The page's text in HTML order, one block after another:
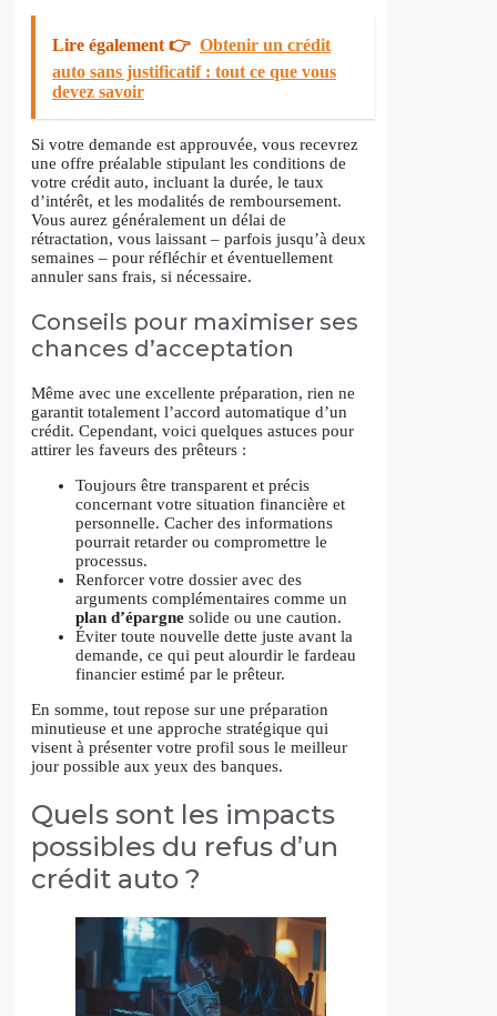
Lire également 👉 Obtenir un crédit
auto sans justificatif : tout ce que vous
devez savoir
Si votre demande est approuvée, vous recevrez
une offre préalable stipulant les conditions de
votre crédit auto, incluant la durée, le taux
d’intérêt, et les modalités de remboursement.
Vous aurez généralement un délai de
rétractation, vous laissant – parfois jusqu’à deux
semaines – pour réfléchir et éventuellement
annuler sans frais, si nécessaire.
Conseils pour maximiser ses
chances d’acceptation
Même avec une excellente préparation, rien ne
garantit totalement l’accord automatique d’un
crédit. Cependant, voici quelques astuces pour
attirer les faveurs des prêteurs :
Toujours être transparent et précis
concernant votre situation financière et
personnelle. Cacher des informations
pourrait retarder ou compromettre le
processus.
Renforcer votre dossier avec des
arguments complémentaires comme un
plan d’épargne solide ou une caution.
Éviter toute nouvelle dette juste avant la
demande, ce qui peut alourdir le fardeau
financier estimé par le prêteur.
En somme, tout repose sur une préparation
minutieuse et une approche stratégique qui
visent à présenter votre profil sous le meilleur
jour possible aux yeux des banques.
Quels sont les impacts
possibles du refus d’un
crédit auto ?